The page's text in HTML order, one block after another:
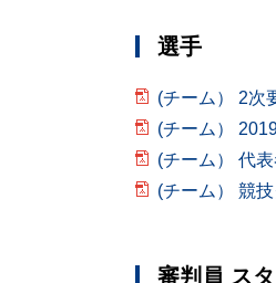
選手
(チーム） 2次
(チーム）
(チーム） 代
(チーム） 競
審判員 ス